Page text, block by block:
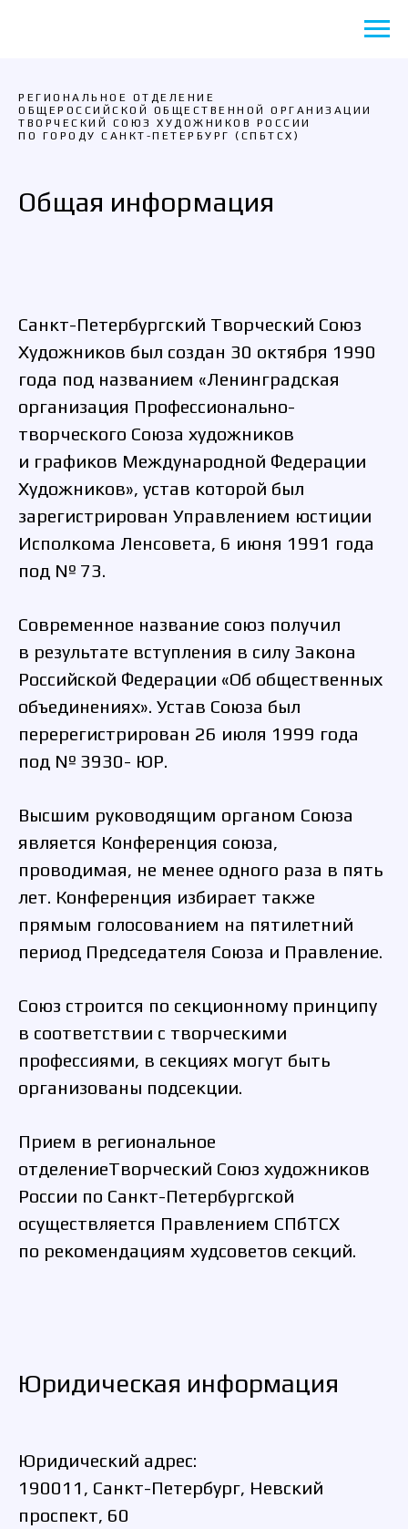
РЕГИОНАЛЬНОЕ ОТДЕЛЕНИЕ
ОБЩЕРОССИЙСКОЙ ОБЩЕСТВЕННОЙ ОРГАНИЗАЦИИ
ТВОРЧЕСКИЙ СОЮЗ ХУДОЖНИКОВ РОССИИ
ПО ГОРОДУ САНКТ-ПЕТЕРБУРГ (СПБТСХ)
Общая информация
Санкт-Петербургский Творческий Союз
Художников был создан 30 октября 1990
года под названием «Ленинградская
организация Профессионально-
творческого Союза художников
и графиков Международной Федерации
Художников», устав которой был
зарегистрирован Управлением юстиции
Исполкома Ленсовета, 6 июня 1991 года
под № 73.
Современное название союз получил
в результате вступления в силу Закона
Российской Федерации «Об общественных
объединениях». Устав Союза был
перерегистрирован 26 июля 1999 года
под № 3930- ЮР.
Высшим руководящим органом Союза
является Конференция союза,
проводимая, не менее одного раза в пять
лет. Конференция избирает также
прямым голосованием на пятилетний
период Председателя Союза и Правление.
Союз строится по секционному принципу
в соответствии с творческими
профессиями, в секциях могут быть
организованы подсекции.
Прием в региональное
отделениеТворческий Союз художников
России по Санкт-Петербургской
осуществляется Правлением СПбТСХ
по рекомендациям худсоветов секций.
Юридическая информация
Юридический адрес:
190011, Санкт-Петербург, Невский
проспект, 60